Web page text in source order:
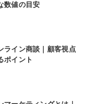
数値の目安
ライン商談｜顧客視点
ポイント